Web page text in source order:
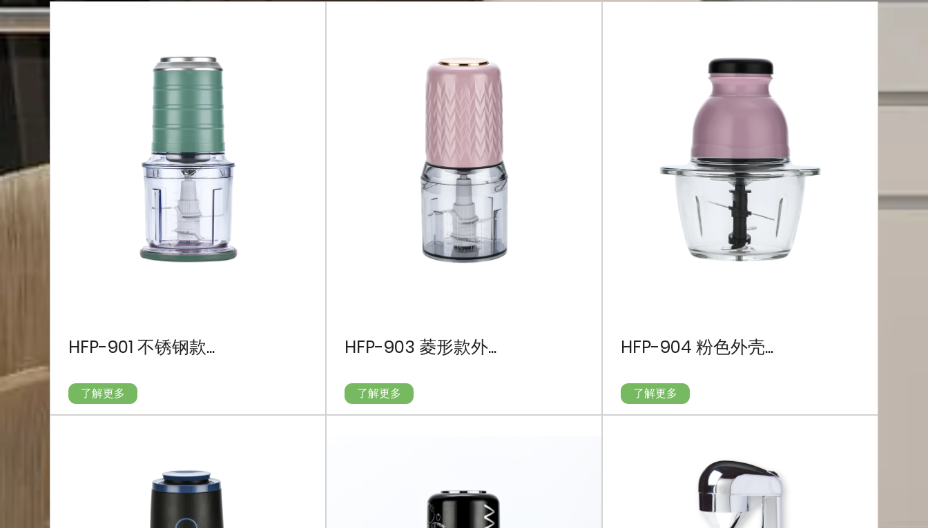
HFP-901 不锈钢款...
了解更多
HFP-903 菱形款外...
了解更多
HFP-904 粉色外壳...
了解更多